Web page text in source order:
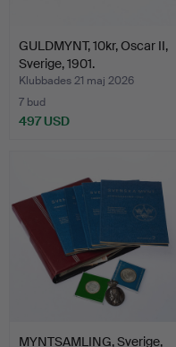
GULDMYNT, 10kr, Oscar II,
Sverige, 1901.
Klubbades 21 maj 2026
7 bud
497 USD
MYNTSAMLING, Sverige,